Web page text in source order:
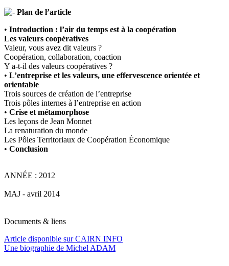
Plan de l’article
• Introduction : l’air du temps est à la coopération
Les valeurs coopératives
Valeur, vous avez dit valeurs ?
Coopération, collaboration, coaction
Y a-t-il des valeurs coopératives ?
• L’entreprise et les valeurs, une effervescence orientée et
orientable
Trois sources de création de l’entreprise
Trois pôles internes à l’entreprise en action
• Crise et métamorphose
Les leçons de Jean Monnet
La renaturation du monde
Les Pôles Territoriaux de Coopération Économique
• Conclusion
ANNÉE : 2012
MAJ - avril 2014
Documents & liens
Article disponible sur CAIRN INFO
Une biographie de Michel ADAM